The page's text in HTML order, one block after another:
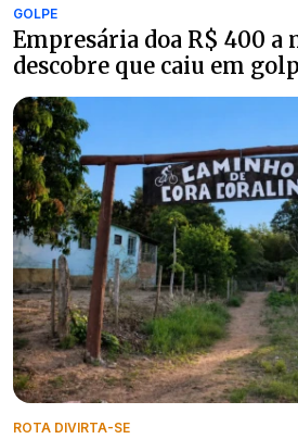
GOLPE
Empresária doa R$ 400 a
descobre que caiu em
ROTA DIVIRTA-SE